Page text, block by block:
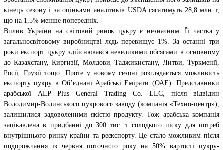
кінець сезону і за оцінками аналітиків USDA сягатимуть 28,8 млн т,
що на 1,5% менше попередніх.
Вплив України на світовий ринок цукру є незначним. Її частка у
загальносвітовому виробництві ледь перевищує 1%. За останні три
роки експорт цукру здійснювався невеликими обсягами в основному
до Казахстану, Киргизії, Молдови, Таджикистану, Литви, Туркменії,
Росії, Грузії тощо. Проте у новому сезоні розглядається можливість
експорту цукру в Об’єднані Арабські Емірати (ОАЕ). Представники
арабської ALP Plus General Trading Co. LLC, після відвідин
Володимир-Волинського цукрового заводу (компанія «Техно-центр»),
залишилися задоволеними якістю продукту. Тож арабська компанія
зацікавлена в придбанні до 300 тис. т солодкого піску для потреб
внутрішнього ринку країни та реекспорту. Це стало можливим після
подорожчання із червня поточного року на 50% вартості цукру-